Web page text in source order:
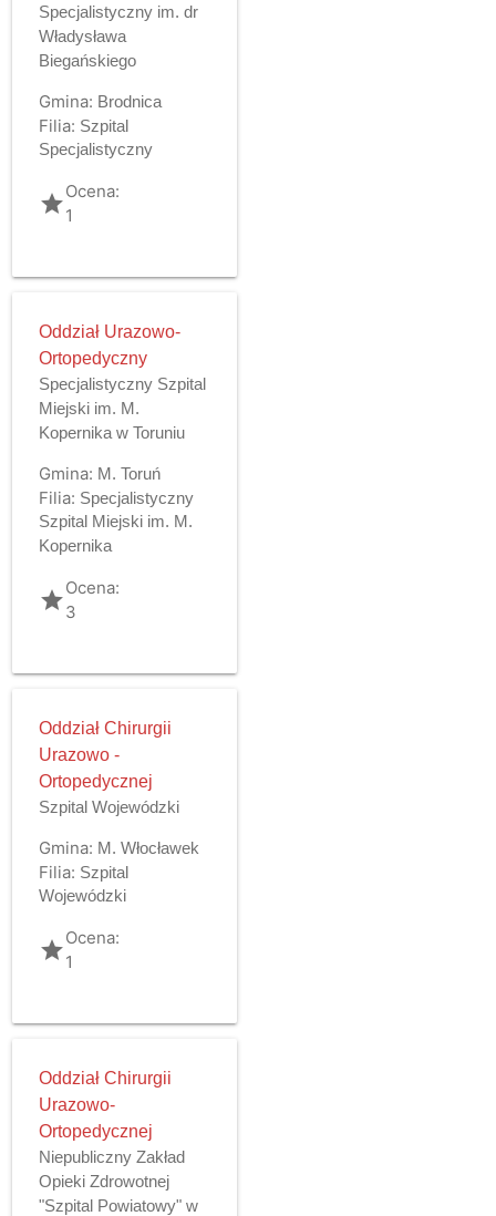
Specjalistyczny im. dr
Władysława
Biegańskiego
Gmina: Brodnica
Filia: Szpital
Specjalistyczny
gradeOcena:
1
Oddział Urazowo-
Ortopedyczny
Specjalistyczny Szpital
Miejski im. M.
Kopernika w Toruniu
Gmina: M. Toruń
Filia: Specjalistyczny
Szpital Miejski im. M.
Kopernika
gradeOcena:
3
Oddział Chirurgii
Urazowo -
Ortopedycznej
Szpital Wojewódzki
Gmina: M. Włocławek
Filia: Szpital
Wojewódzki
gradeOcena:
1
Oddział Chirurgii
Urazowo-
Ortopedycznej
Niepubliczny Zakład
Opieki Zdrowotnej
"Szpital Powiatowy" w